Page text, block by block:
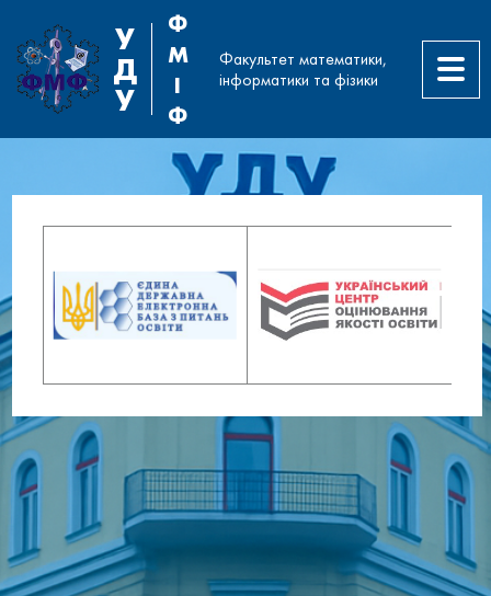
У
Д
У
Ф
М
І
Ф
Факультет математики,
інформатики та фізики